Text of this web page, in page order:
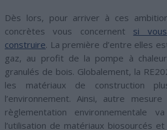
Dès lors, pour arriver à ces
concrètes vous concernent si
construire. La première d’entre elles
gaz, au profit de la pompe à
granulés de bois. Globalement, la
les matériaux de construction
l’environnement. Ainsi, autre
règlementation environnementale
l’utilisation de matériaux biosourcés